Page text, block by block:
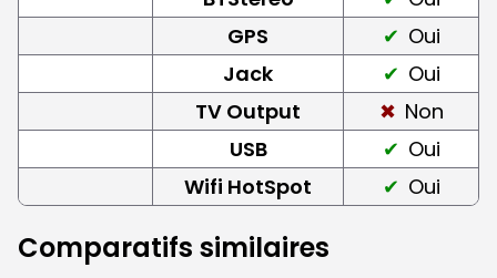
GPS
Oui
Jack
Oui
TV Output
Non
USB
Oui
Wifi HotSpot
Oui
Comparatifs similaires